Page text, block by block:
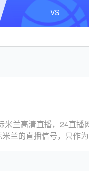
VS
米兰高清直播，24直
兰的直播信号，只作